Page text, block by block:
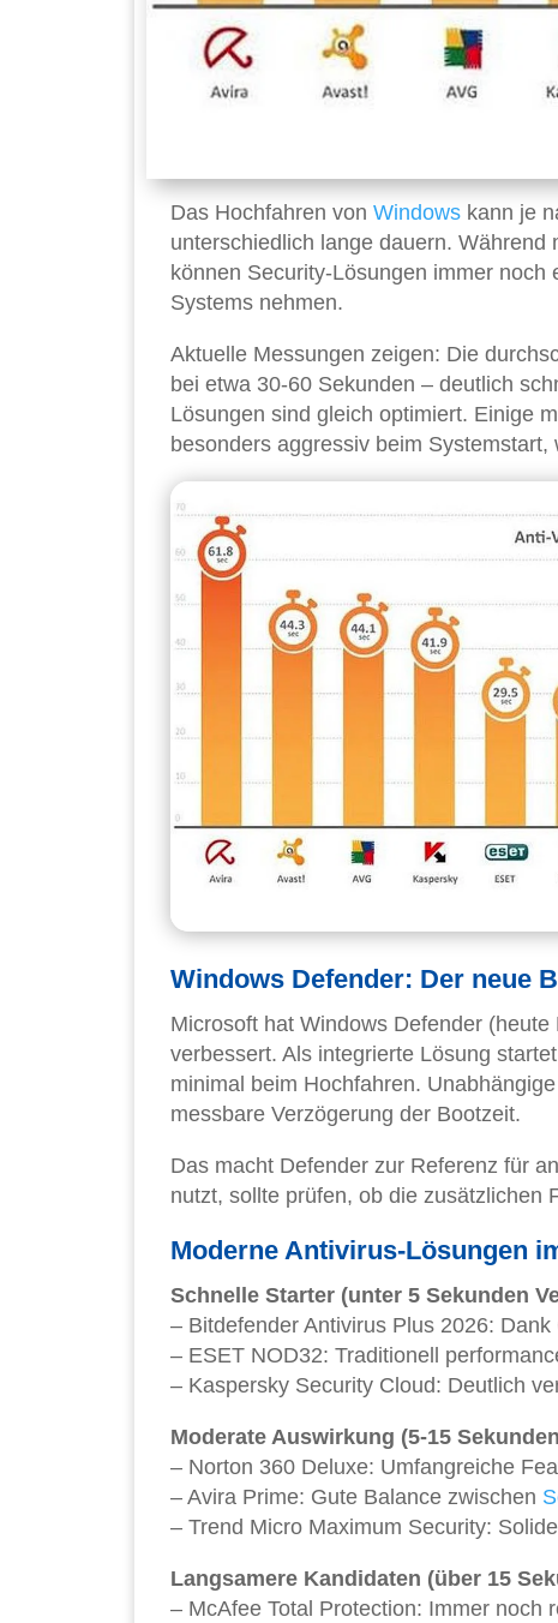
Das Hochfahren von Windows kann je
unterschiedlich lange dauern.
können Security-Lösungen immer
Systems nehmen.
Aktuelle Messungen zeigen: Die
bei etwa 30-60 Sekunden – deutlich
Lösungen sind gleich optimiert. Einige
besonders aggressiv beim
Windows Defender: Der neue
Microsoft hat Windows Defender
verbessert. Als integrierte Lösung
minimal beim Hochfahren.
messbare Verzögerung der Bootzeit.
Das macht Defender zur Referenz für
nutzt, sollte prüfen, ob die zusätzlichen
Moderne Antivirus-Lösungen
Schnelle Starter (unter 5 Sekunden
– Bitdefender Antivirus Plus 2026:
– ESET NOD32: Traditionell
– Kaspersky Security Cloud: Deutlich
Moderate Auswirkung (5-15
– Norton 360 Deluxe: Umfangreiche
– Avira Prime: Gute Balance zwischen
– Trend Micro Maximum Security:
Langsamere Kandidaten (über 15
– McAfee Total Protection: Immer noch